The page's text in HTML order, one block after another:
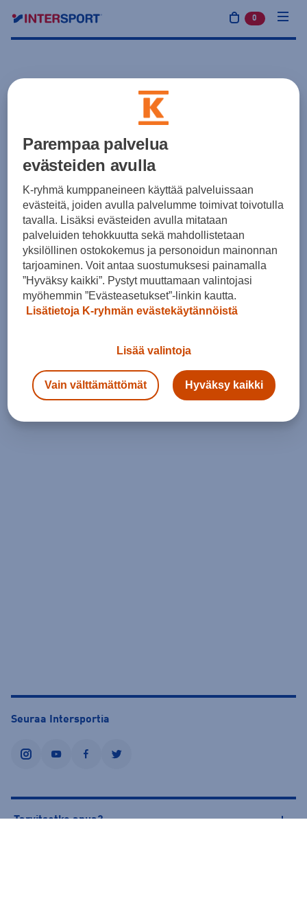
0 tuotetta
Seuraa Intersportia
instagramyoutubefacebooktwitter
Tarvitsetko apua?
Parempaa palvelua
evästeiden avulla
K-ryhmä kumppaneineen käyttää palveluissaan
evästeitä, joiden avulla palvelumme toimivat toivotulla
tavalla. Lisäksi evästeiden avulla mitataan
palveluiden tehokkuutta sekä mahdollistetaan
yksilöllinen ostokokemus ja personoidun mainonnan
tarjoaminen. Voit antaa suostumuksesi painamalla
”Hyväksy kaikki”. Pystyt muuttamaan valintojasi
myöhemmin ”Evästeasetukset”-linkin kautta.
Lisätietoja K-ryhmän evästekäytännöistä
Lisää valintoja
Vain välttämättömät Hyväksy kaikki